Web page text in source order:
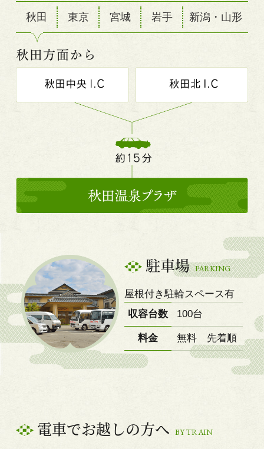
秋田 東京 宮城 岩手 新潟・山形
駐車場 PARKING
屋根付き駐輪スペース有
収容台数
100台
料金 無料 先着順
電車でお越しの方へ BY TRAIN